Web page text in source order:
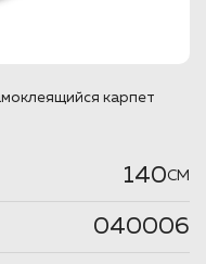
карпет
140CM
040006